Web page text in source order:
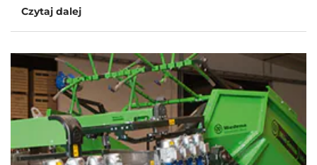
Czytaj dalej